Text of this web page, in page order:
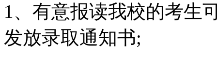
1、有意报读我校的考生
发放录取通知书;